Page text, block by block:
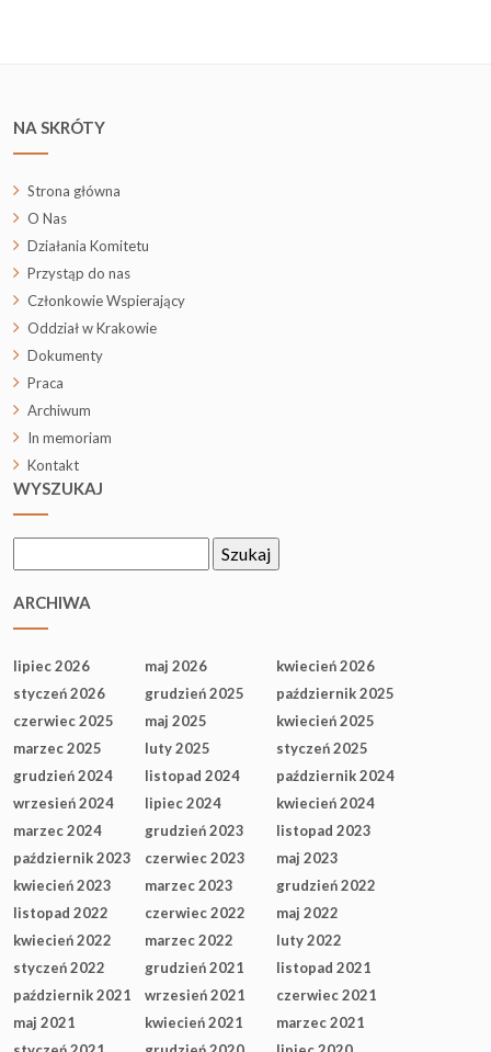
NA SKRÓTY
Strona główna
O Nas
Działania Komitetu
Przystąp do nas
Członkowie Wspierający
Oddział w Krakowie
Dokumenty
Praca
Archiwum
In memoriam
Kontakt
WYSZUKAJ
ARCHIWA
lipiec 2026 maj 2026
kwiecień 2026
styczeń 2026
grudzień 2025
październik 2025
czerwiec 2025
maj 2025
kwiecień 2025
marzec 2025
luty 2025
styczeń 2025
grudzień 2024
listopad 2024
październik 2024
wrzesień 2024
lipiec 2024
kwiecień 2024
marzec 2024
grudzień 2023
listopad 2023
październik 2023
czerwiec 2023
maj 2023
kwiecień 2023
marzec 2023
grudzień 2022
listopad 2022
czerwiec 2022
maj 2022
kwiecień 2022
marzec 2022
luty 2022
styczeń 2022
grudzień 2021
listopad 2021
październik 2021
wrzesień 2021
czerwiec 2021
maj 2021
kwiecień 2021
marzec 2021